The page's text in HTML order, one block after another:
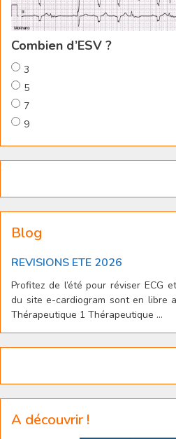
Combien d’ESV ?
3
5
7
9
Blog
REVISIONS ETE 2026
Profitez de l’été pour réviser ECG
du site e-cardiogram sont en libre
Thérapeutique 1 Thérapeutique ...
A découvrir !